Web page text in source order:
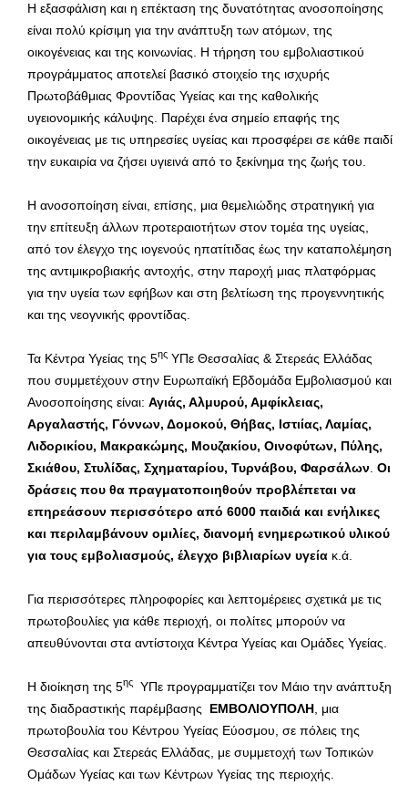
Η εξασφάλιση και η επέκταση της δυνατότητας ανοσοποίησης
είναι πολύ κρίσιμη για την ανάπτυξη των ατόμων, της
οικογένειας και της κοινωνίας. Η τήρηση του εμβολιαστικού
προγράμματος αποτελεί βασικό στοιχείο της ισχυρής
Πρωτοβάθμιας Φροντίδας Υγείας και της καθολικής
υγειονομικής κάλυψης. Παρέχει ένα σημείο επαφής της
οικογένειας με τις υπηρεσίες υγείας και προσφέρει σε κάθε παιδί
την ευκαιρία να ζήσει υγιεινά από το ξεκίνημα της ζωής του.
Η ανοσοποίηση είναι, επίσης, μια θεμελιώδης στρατηγική για
την επίτευξη άλλων προτεραιοτήτων στον τομέα της υγείας,
από τον έλεγχο της ιογενούς ηπατίτιδας έως την καταπολέμηση
της αντιμικροβιακής αντοχής, στην παροχή μιας πλατφόρμας
για την υγεία των εφήβων και στη βελτίωση της προγεννητικής
και της νεογνικής φροντίδας.
Τα Κέντρα Υγείας της 5ης ΥΠε Θεσσαλίας & Στερεάς Ελλάδας
που συμμετέχουν στην Ευρωπαϊκή Εβδομάδα Εμβολιασμού και
Ανοσοποίησης είναι: Αγιάς, Αλμυρού, Αμφίκλειας,
Αργαλαστής, Γόννων, Δομοκού, Θήβας, Ιστιίας, Λαμίας,
Λιδορικίου, Μακρακώμης, Μουζακίου, Οινοφύτων, Πύλης,
Σκιάθου, Στυλίδας, Σχηματαρίου, Τυρνάβου, Φαρσάλων Οι
δράσεις που θα πραγματοποιηθούν προβλέπεται να
επηρεάσουν περισσότερο από 6000 παιδιά και ενήλικες
και περιλαμβάνουν ομιλίες, διανομή ενημερωτικού υλικού
για τους εμβολιασμούς, έλεγχο βιβλιαρίων υγεία κ.ά.
Για περισσότερες πληροφορίες και λεπτομέρειες σχετικά με τις
πρωτοβουλίες για κάθε περιοχή, οι πολίτες μπορούν να
απευθύνονται στα αντίστοιχα Κέντρα Υγείας και Ομάδες Υγείας.
Η διοίκηση της 5ης
ΥΠε προγραμματίζει τον Μάιο την ανάπτυξη
της διαδραστικής παρέμβασης ΕΜΒΟΛΙΟΥΠΟΛΗ , μια
πρωτοβουλία του Κέντρου Υγείας Εύοσμου, σε πόλεις της
Θεσσαλίας και Στερεάς Ελλάδας, με συμμετοχή των Τοπικών
Ομάδων Υγείας και των Κέντρων Υγείας της περιοχής.